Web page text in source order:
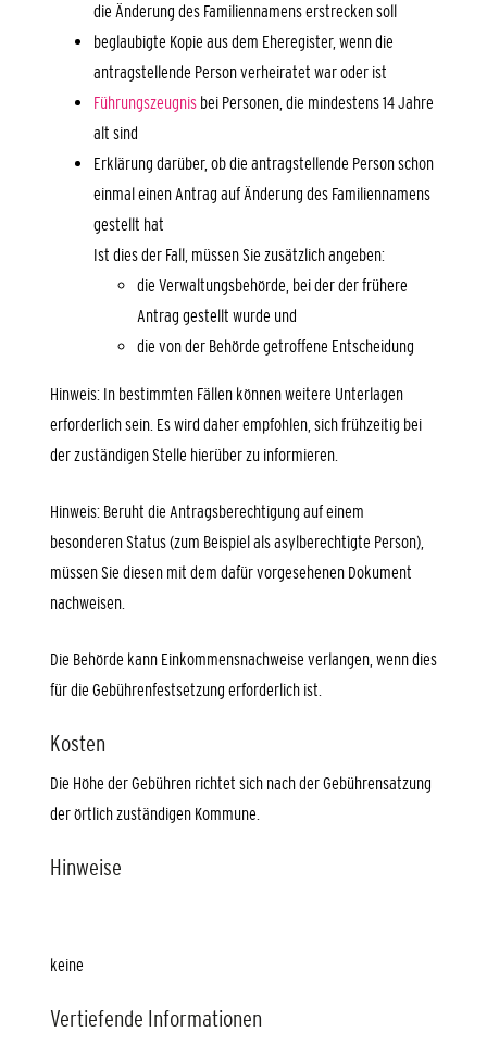
die Änderung des Familiennamens erstrecken soll
beglaubigte Kopie aus dem Eheregister, wenn die
antragstellende Person verheiratet war oder ist
Führungszeugnis bei Personen, die mindestens 14 Jahre
alt sind
Erklärung darüber, ob die antragstellende Person schon
einmal einen Antrag auf Änderung des Familiennamens
gestellt hat
Ist dies der Fall, müssen Sie zusätzlich angeben:
die Verwaltungsbehörde, bei der der frühere
Antrag gestellt wurde und
die von der Behörde getroffene Entscheidung
Hinweis: In bestimmten Fällen können weitere Unterlagen
erforderlich sein. Es wird daher empfohlen, sich frühzeitig bei
der zuständigen Stelle hierüber zu informieren.
Hinweis: Beruht die Antragsberechtigung auf einem
besonderen Status (zum Beispiel als asylberechtigte Person),
müssen Sie diesen mit dem dafür vorgesehenen Dokument
nachweisen.
Die Behörde kann Einkommensnachweise verlangen, wenn dies
für die Gebührenfestsetzung erforderlich ist.
Kosten
Die Höhe der Gebühren richtet sich nach der Gebührensatzung
der örtlich zuständigen Kommune.
Hinweise
keine
Vertiefende Informationen